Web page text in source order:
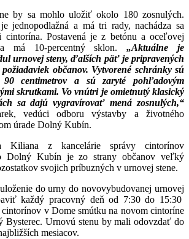
by sa mohlo uložiť okolo 180 zosnulých.
jednopodlažná a má tri rady, nachádza sa
cintorína. Postavená je z betónu a oceľovej
má 10-percentný sklon.„Aktuálne je
urnovej steny, ďalších päť je pripravených
občanov. Vytvorené schránky sú
centimetrov a sú zaryté pohľadovým
skrutkami. Vo vnútri je omietnutý klasický
sa dajú vygravírovať mená zosnulých,“
vedúci odboru výstavby a životného
úrade Dolný Kubín.
Kiliana z kancelárie správy cintorínov
Dolný Kubín je zo strany občanov veľký
svojich príbuzných v urnovej stene.
do urny do novovybudovanej urnovej
každý pracovný deň od 7:30 do 15:30
v Dome smútku na novom cintoríne
Bysterec. Urnovú stenu by mali odovzdať do
mesiacov.